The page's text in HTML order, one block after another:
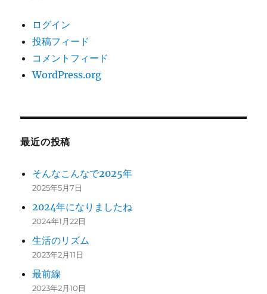
ログイン
投稿フィード
コメントフィード
WordPress.org
最近の投稿
そんなこんなで2025年
2025年5月7日
2024年になりましたね
2024年1月22日
生活のリズム
2023年2月11日
最前線
2023年2月10日